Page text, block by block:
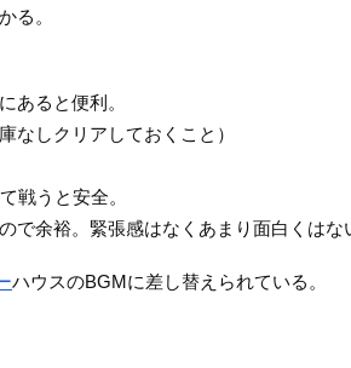
る。
あると便利。
なしクリアしておくこと）
戦うと安全。
で余裕。緊張感はなくあまり面白くは
ハウスのBGMに差し替えられている。